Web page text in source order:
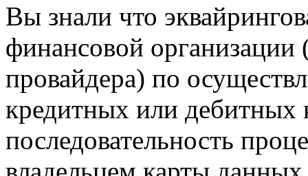
Вы знали что
финансовой организации
провайдера) по
кредитных или дебитных
последовательность